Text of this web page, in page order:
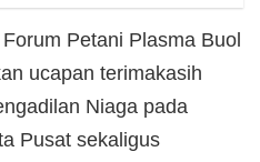
Petani Plasma Buol
ucapan terimakasih
Niaga pada
Pusat sekaligus